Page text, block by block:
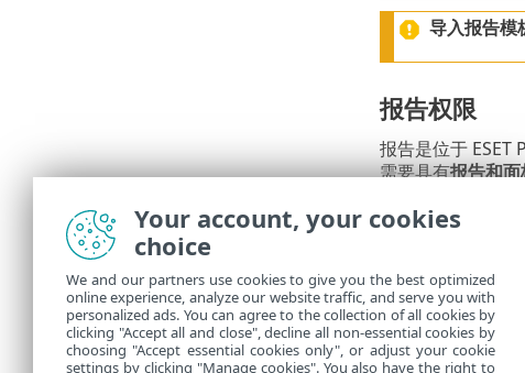
导入报告模
报告权限
报告是位于 ESET
需要具有报告和面
权限的
-
-
• 写入
-
所有默认模
Your account, your cookies
choice
We and our partners use cookies to give you the best optimized
online experience, analyze our website traffic, and serve you with
personalized ads. You can agree to the collection of all cookies by
clicking "Accept all and close", decline all non-essential cookies by
choosing "Accept essential cookies only", or adjust your cookie
settings by clicking "Manage cookies". You also have the right to